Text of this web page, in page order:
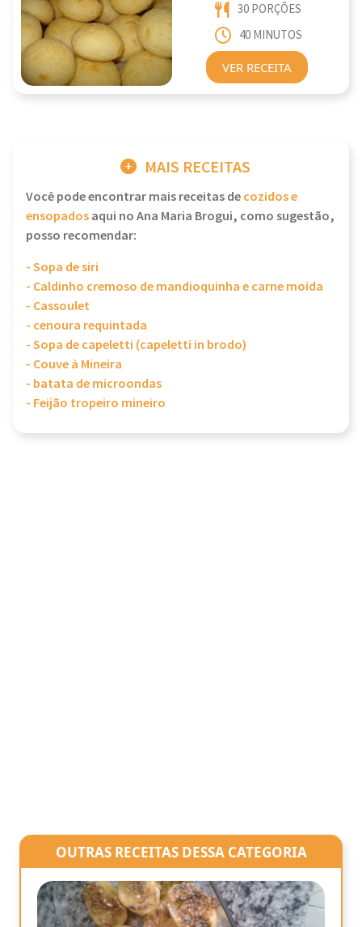
30 PORÇÕES
40 MINUTOS
VER RECEITA
MAIS RECEITAS
Você pode encontrar mais receitas decozidos e
ensopadosaqui no Ana Maria Brogui, como sugestão,
posso recomendar:
- Sopa de siri
- Caldinho cremoso de mandioquinha e carne moída
- Cassoulet
- cenoura requintada
- Sopa de capeletti (capeletti in brodo)
- Couve à Mineira
- batata de microondas
- Feijão tropeiro mineiro
OUTRAS RECEITAS DESSA CATEGORIA